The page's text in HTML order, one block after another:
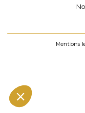
Mentions